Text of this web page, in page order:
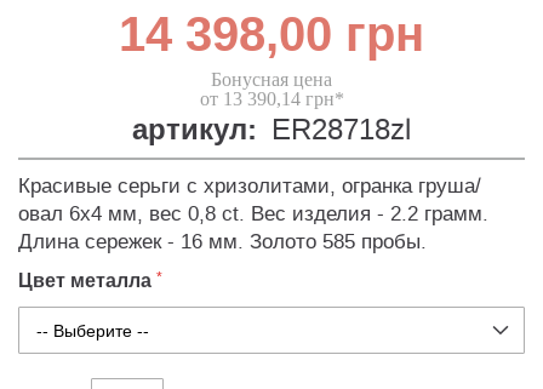
14 398,00 грн
Бонусная цена
от 13 390,14 грн*
артикул: ER28718zl
Красивые серьги с хризолитами, огранка груша/
овал 6х4 мм, вес 0,8 ct. Вес изделия - 2.2 грамм.
Длина сережек - 16 мм. Золото 585 пробы.
Цвет металла